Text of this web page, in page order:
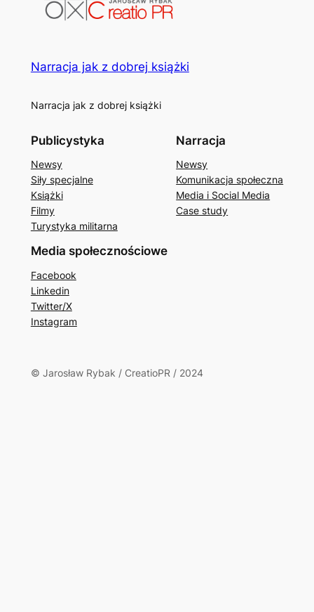
Narracja jak z dobrej książki
Narracja jak z dobrej książki
Publicystyka
Newsy
Siły specjalne
Książki
Filmy
Turystyka militarna
Narracja
Newsy
Komunikacja społeczna
Media i Social Media
Case study
Media społecznościowe
Facebook
Linkedin
Twitter/X
Instagram
© Jarosław Rybak / CreatioPR / 2024